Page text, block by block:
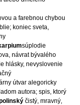
a farebnou chybou
koniec sveta,
súplodie
návrat bývalého
hlásky, nevyslovenie
útvar alegoricky
autora; spis, ktorý
čistý, mravný,